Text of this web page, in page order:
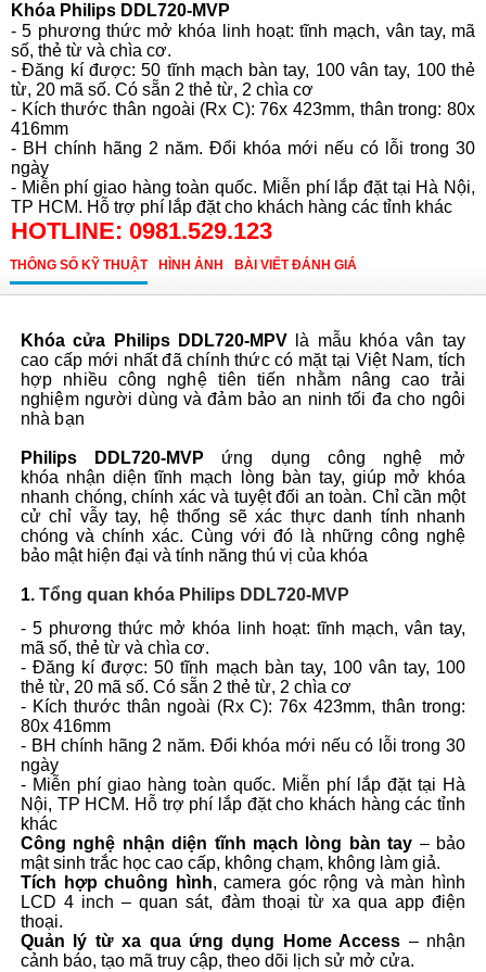
Khóa Philips DDL720-MVP
- 5 phương thức mở khóa linh hoạt: tĩnh mạch, vân tay, mã
số, thẻ từ và chìa cơ.
- Đăng kí được: 50 tĩnh mạch bàn tay, 100 vân tay, 100 thẻ
từ, 20 mã số. Có sẵn 2 thẻ từ, 2 chìa cơ
- Kích thước thân ngoài (Rx C): 76x 423mm, thân trong: 80x
416mm
- BH chính hãng 2 năm. Đổi khóa mới nếu có lỗi trong 30
ngày
- Miễn phí giao hàng toàn quốc. Miễn phí lắp đặt tại Hà Nội,
TP HCM. Hỗ trợ phí lắp đặt cho khách hàng các tỉnh khác
HOTLINE: 0981.529.123
THÔNG SỐ KỸ THUẬT HÌNH ẢNH BÀI VIẾT ĐÁNH GIÁ
Khóa cửa Philips DDL720-MPVlà mẫu khóa vân tay
cao cấp mới nhất đã chính thức có mặt tại Việt Nam, tích
hợp nhiều công nghệ tiên tiến nhằm nâng cao trải
nghiệm người dùng và đảm bảo an ninh tối đa cho ngôi
nhà bạn
Philips DDL720-MVP
ứng dụng công nghệ mở
khóa nhận diện tĩnh mạch lòng bàn tay, giúp mở khóa
nhanh chóng, chính xác và tuyệt đối an toàn. Chỉ cần một
cử chỉ vẫy tay, hệ thống sẽ xác thực danh tính nhanh
chóng và chính xác. Cùng với đó là những công nghệ
bảo mật hiện đại và tính năng thú vị của khóa
1. Tổng quan khóa Philips DDL720-MVP
- 5 phương thức mở khóa linh hoạt: tĩnh mạch, vân tay,
mã số, thẻ từ và chìa cơ.
- Đăng kí được: 50 tĩnh mạch bàn tay, 100 vân tay, 100
thẻ từ, 20 mã số. Có sẵn 2 thẻ từ, 2 chìa cơ
- Kích thước thân ngoài (Rx C): 76x 423mm, thân trong:
80x 416mm
- BH chính hãng 2 năm. Đổi khóa mới nếu có lỗi trong 30
ngày
- Miễn phí giao hàng toàn quốc. Miễn phí lắp đặt tại Hà
Nội, TP HCM. Hỗ trợ phí lắp đặt cho khách hàng các tỉnh
khác
Công nghệ nhận diện tĩnh mạch lòng bàn tay – bảo
mật sinh trắc học cao cấp, không chạm, không làm giả.
Tích hợp chuông hình, camera góc rộng và màn hình
LCD 4 inch – quan sát, đàm thoại từ xa qua app điện
thoại.
Quản lý từ xa qua ứng dụng Home Access – nhận
cảnh báo, tạo mã truy cập, theo dõi lịch sử mở cửa.